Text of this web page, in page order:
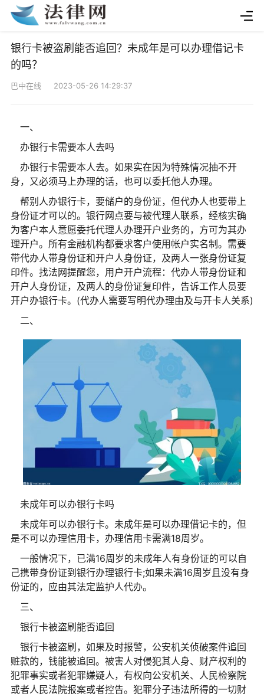
银行卡被盗刷能否追回？未成年是可以办理借记卡
的吗？
巴中在线 2023-05-26 14:29:37
一、
办银行卡需要本人去吗
办银行卡需要本人去。如果实在因为特殊情况抽不开
身，又必须马上办理的话，也可以委托他人办理。
帮别人办银行卡，要储户的身份证，但代办人也要带上
身份证才可以的。银行网点要与被代理人联系，经核实确
为客户本人意愿委托代理人办理开户业务的，方可为其办
理开户。所有金融机构都要求客户使用帐户实名制。需要
带代办人带身份证和开户人身份证，及两人一张身份证复
印件。找法网提醒您，用户开户流程：代办人带身份证和
开户人身份证，及两人的身份证复印件，告诉工作人员要
开户办银行卡。(代办人需要写明代办理由及与开卡人关系)
二、
未成年可以办银行卡吗
未成年可以办银行卡。未成年是可以办理借记卡的，但
是不可以办理信用卡，办理信用卡需满18周岁。
一般情况下，已满16周岁的未成年人有身份证的可以自
己携带身份证到银行办理银行卡;如果未满16周岁且没有身
份证的，应由其法定监护人代办。
三、
银行卡被盗刷能否追回
银行卡被盗刷，如果及时报警，公安机关侦破案件追回
赃款的，钱能被追回。被害人对侵犯其人身、财产权利的
犯罪事实或者犯罪嫌疑人，有权向公安机关、人民检察院
或者人民法院报案或者控告。犯罪分子违法所得的一切财